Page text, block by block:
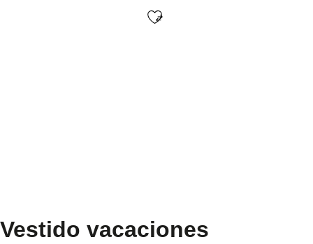
Vestido vacaciones